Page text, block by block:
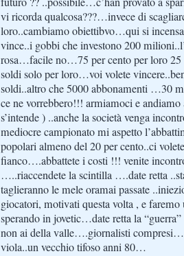
vi ricorda qualcosa???…invece di
loro..cambiamo obiettibvo…qui si
vince..i gobbi che investono 200
rosa…facile no…75 per cento per loro
soldi solo per loro…voi volete
soldi..altro che 5000 abbonamenti …30
ce ne vorrebbero!!! armiamoci e andiamo
s’intende ) ..anche la società venga
mediocre campionato mi aspetto
popolari almeno del 20 per cento..ci
fianco….abbattete i costi !!! venite
…..riaccendete la scintilla ….date retta
taglieranno le mele oramai passate
giocatori, motivati questa volta , e
sperando in jovetic…date retta la
non ai della valle….giornalisti
viola..un vecchio tifoso anni 80…